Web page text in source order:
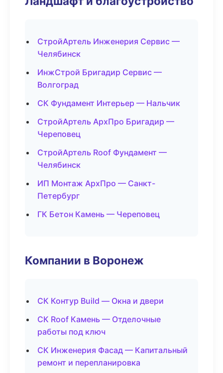
СтройАртель Инженерия Сервис —
Челябинск
ИнжСтрой Бригадир Сервис —
Волгоград
СК Фундамент Интерьер — Нальчик
СтройАртель АрхПро Бригадир —
Череповец
СтройАртель Roof Фундамент —
Челябинск
ИП Монтаж АрхПро — Санкт-
Петербург
ГК Бетон Камень — Череповец
Компании в Воронеж
СК Контур Build — Окна и двери
СК Roof Камень — Отделочные
работы под ключ
СК Инженерия Фасад — Капитальный
ремонт и перепланировка